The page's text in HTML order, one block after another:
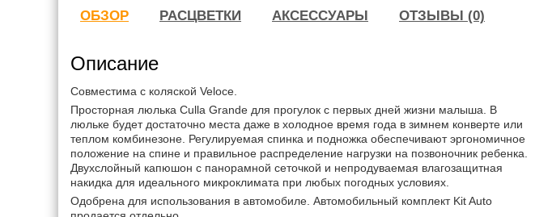
ОБЗОР РАСЦВЕТКИ АКСЕССУАРЫ ОТЗЫВЫ (0)
Описание
Совместима с коляской Veloce.
Просторная люлька Culla Grande для прогулок с первых дней жизни малыша. В
люльке будет достаточно места даже в холодное время года в зимнем конверте или
теплом комбинезоне. Регулируемая спинка и подножка обеспечивают эргономичное
положение на спине и правильное распределение нагрузки на позвоночник ребенка.
Двухслойный капюшон с панорамной сеточкой и непродуваемая влагозащитная
накидка для идеального микроклимата при любых погодных условиях.
Одобрена для использования в автомобиле. Автомобильный комплект Kit Auto